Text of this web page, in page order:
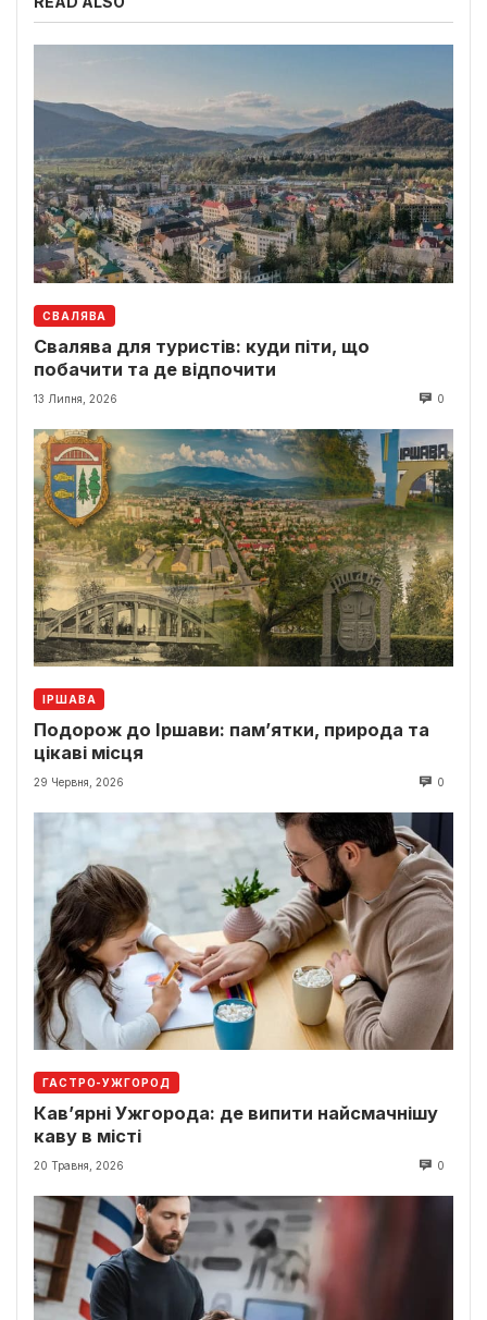
СВАЛЯВА
Свалява для туристів: куди піти, що
побачити та де відпочити
13 Липня, 2026 0
ІРШАВА
Подорож до Іршави: пам’ятки, природа та
цікаві місця
29 Червня, 2026 0
ГАСТРО-УЖГОРОД
Кав’ярні Ужгорода: де випити найсмачнішу
каву в місті
20 Травня, 2026 0